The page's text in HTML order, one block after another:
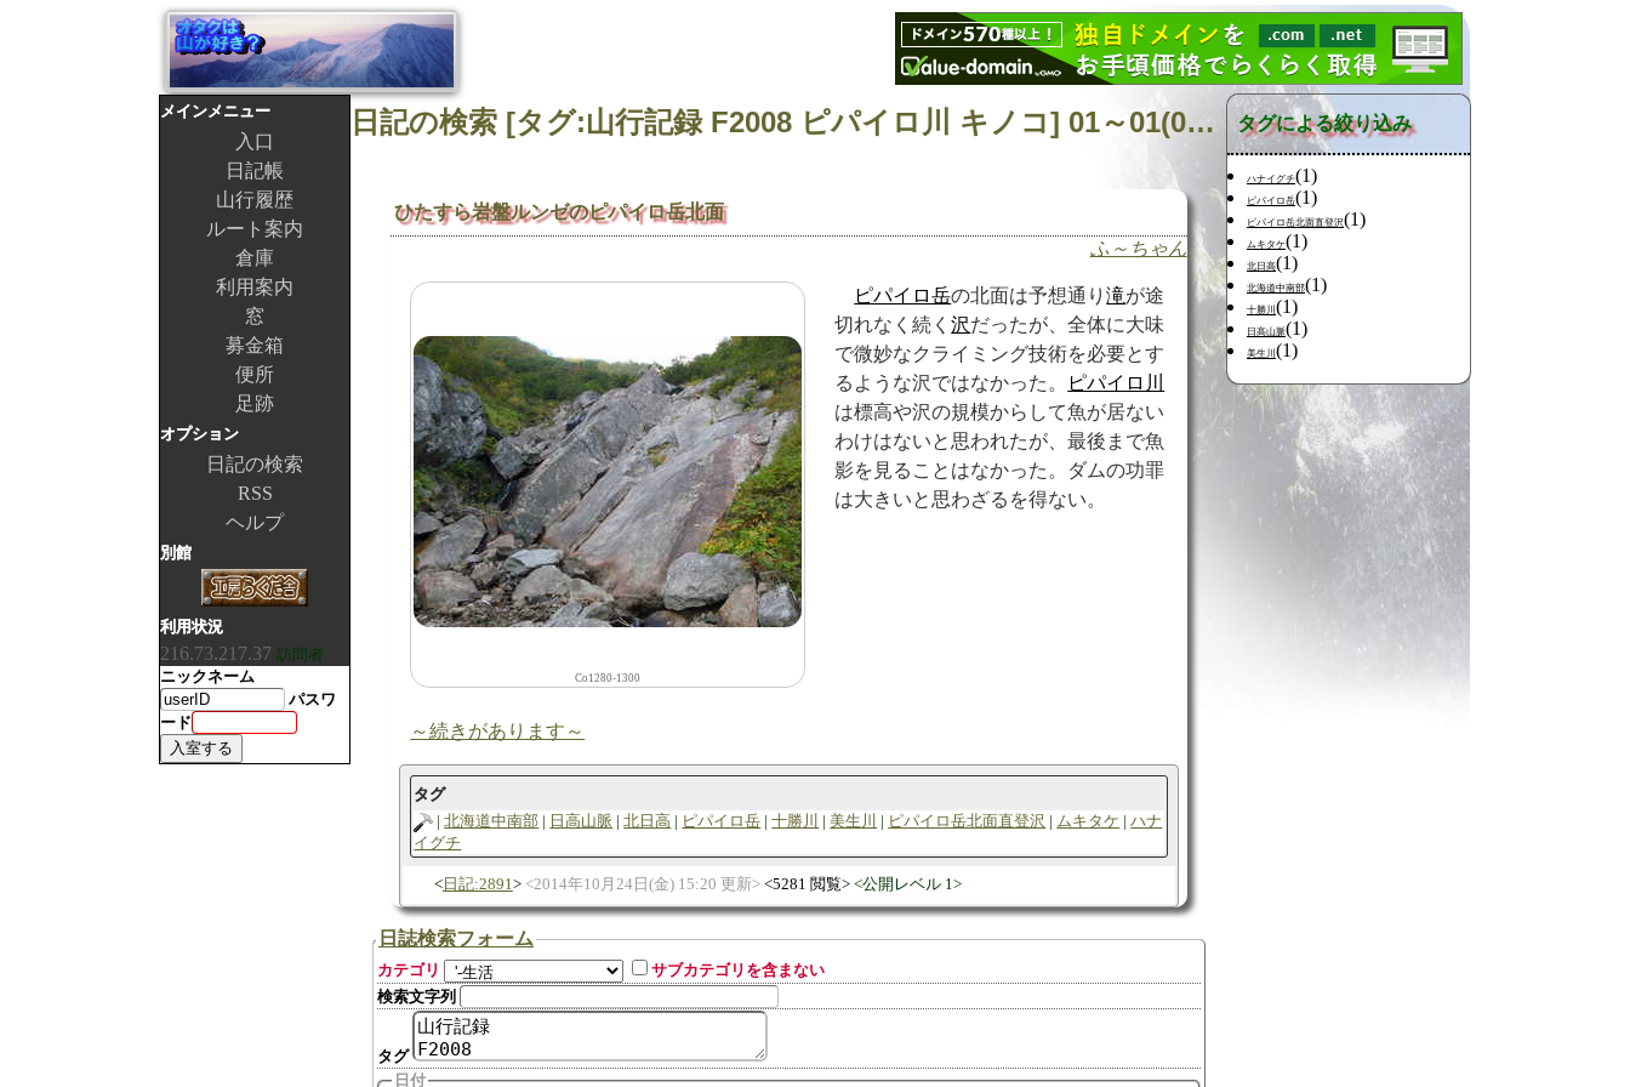
日記の検索 [タグ:山行記録 F2008 ピパイロ川 キノコ] 01～01(01件中)
ひたすら岩盤ルンゼのピパイロ岳北面
ふ～ちゃん
Co1280-1300
ピパイロ岳の北面は予想通り滝が途
切れなく続く沢だったが、全体に大味
で微妙なクライミング技術を必要とす
るような沢ではなかった。
ピパイロ川
は標高や沢の規模からして魚が居ない
わけはないと思われたが、最後まで魚
影を見ることはなかった。ダムの功罪
は大きいと思わざるを得ない。
～続きがあります～
タグ
北海道中南部
日高山脈 北日高 ピパイロ岳 十勝川 美生川 ピパイロ岳北面直登沢 ムキタケ
ハナ
イグチ
日記:2891 2014年10月24日(金) 15:20 更新 5281 閲覧 公開レベル 1
日誌検索フォーム
カテゴリ
サブカテゴリを含まない
検索文字列
タグ
日付
タグによる絞り込み
ハナイグチ(1)
ピパイロ岳(1)
ピパイロ岳北面直登沢(1)
ムキタケ(1)
北日高(1)
北海道中南部(1)
十勝川 (1)
日高山脈(1)
美生川 (1)
メインメニュー
入口
日記帳
山行履歴
ルート案内
倉庫
利用案内
窓
募金箱
便所
足跡
オプション
日記の検索
RSS
ヘルプ
別館
利用状況
216.73.217.37 訪問者
ニックネーム
パスワ
ード